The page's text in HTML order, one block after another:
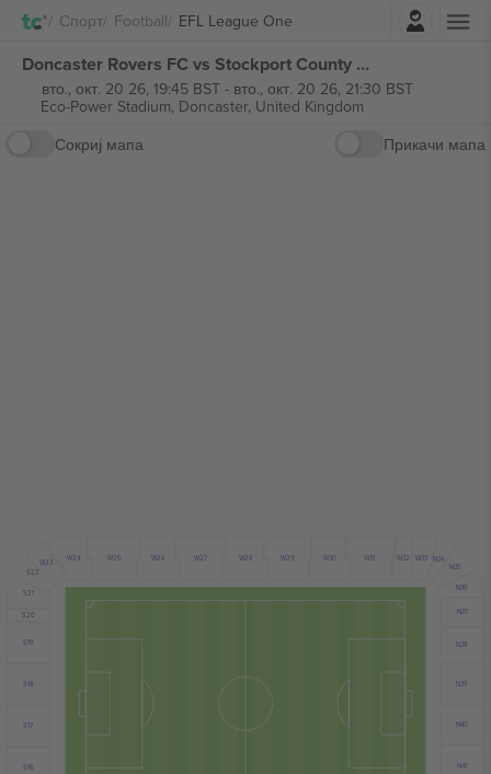
Спорт Football EFL League OneНајави се
Doncaster Rovers FC vs Stockport County FC EFL League One билети
вто., окт. 20 26, 19:45 BST- вто., окт. 20 26, 21:30 BST
Eco-Power Stadium, Doncaster, United Kingdom
Сокриј мапа
Прикачи мапа
S16
S17
S18
S19
S20
S21
S22
W23 W24 W25 W26 W27 W28 W29 W30 W31 W32 W33 N34
N35
N36
N37
N38
N39
N40
N41